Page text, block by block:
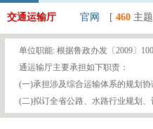
交通运输厅 官网 [ 460 主
单位职能: 根据鲁政办发〔2009〕
通运输厅主要承担如下职责：
(一)承担涉及综合运输体系的规划
(二)拟订全省公路、水路行业规划